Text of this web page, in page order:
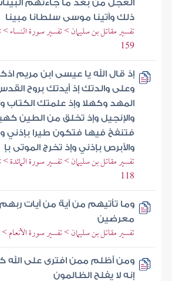
العجل من بعد ما جاءتهم
ذلك وآتينا موسى سلطانا مبينا
159
إذ قال الله يا عيسى ابن مريم
وعلى والدتك إذ أيدتك بروح
المهد وكهلا وإذ علمتك الكتاب
والإنجيل وإذ تخلق من الطين
فتنفخ فيها فتكون طيرا بإذني
والأبرص بإذني وإذ تخرج الموتى بإ
118
وما تأتيهم من آية من آيات ربهم
معرضين
تفسير مقاتل بن سليمان > تفسير سورة الأنعام >
ومن أظلم ممن افترى على الله
إنه لا يفلح الظالمون